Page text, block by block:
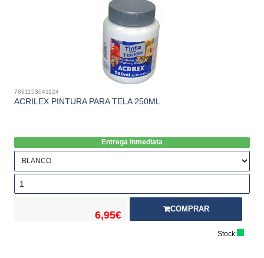
7891153041124
ACRILEX PINTURA PARA TELA 250ML
Entrega inmediata
6,95€
COMPRAR
Stock: